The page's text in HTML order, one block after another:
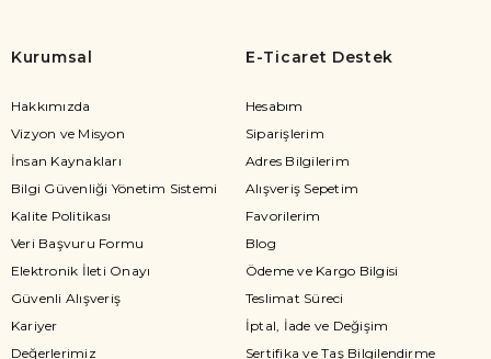
Kurumsal
Hakkımızda
Vizyon ve Misyon
İnsan Kaynakları
Bilgi Güvenliği Yönetim Sistemi
Kalite Politikası
Veri Başvuru Formu
Elektronik İleti Onayı
Güvenli Alışveriş
Kariyer
Değerlerimiz
E-Ticaret Destek
Hesabım
Siparişlerim
Adres Bilgilerim
Alışveriş Sepetim
Favorilerim
Blog
Ödeme ve Kargo Bilgisi
Teslimat Süreci
İptal, İade ve Değişim
Sertifika ve Taş Bilgilendirme